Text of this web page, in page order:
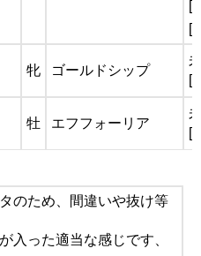
[
[
牝 ゴールドシップ
[
牡 エフフォーリア
[
のため、間違いや抜け等
入った適当な感じです、